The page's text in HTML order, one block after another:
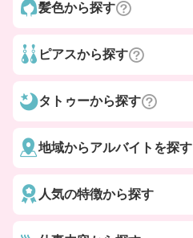
髪色から探す
ピアスから探す
タトゥーから探す
地域からアルバイトを探す
人気の特徴から探す